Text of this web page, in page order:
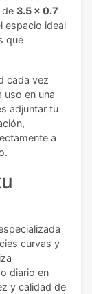
de 3.5 x 0.7
espacio ideal
que
cada vez
uso en una
adjuntar tu
a
curvas y
diario en
y calidad de